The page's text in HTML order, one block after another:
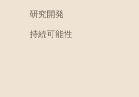
研究開発
持続可能性